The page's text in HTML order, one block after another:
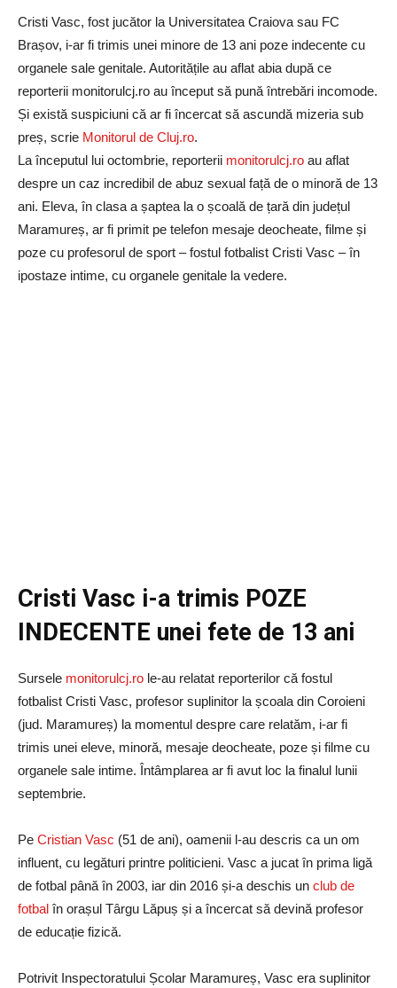
Cristi Vasc, fost jucător la Universitatea Craiova sau FC
Brașov, i-ar fi trimis unei minore de 13 ani poze indecente cu
organele sale genitale. Autoritățile au aflat abia după ce
reporterii monitorulcj.ro au început să pună întrebări incomode.
Și există suspiciuni că ar fi încercat să ascundă mizeria sub
preș, scrie Monitorul de Cluj.ro.
La începutul lui octombrie, reporterii monitorulcj.ro au aflat
despre un caz incredibil de abuz sexual față de o minoră de 13
ani. Eleva, în clasa a șaptea la o școală de țară din județul
Maramureș, ar fi primit pe telefon mesaje deocheate, filme și
poze cu profesorul de sport – fostul fotbalist Cristi Vasc – în
ipostaze intime, cu organele genitale la vedere.
Cristi Vasc i-a trimis POZE
INDECENTE unei fete de 13 ani
Sursele monitorulcj.ro le-au relatat reporterilor că fostul
fotbalist Cristi Vasc, profesor suplinitor la școala din Coroieni
(jud. Maramureș) la momentul despre care relatăm, i-ar fi
trimis unei eleve, minoră, mesaje deocheate, poze și filme cu
organele sale intime. Întâmplarea ar fi avut loc la finalul lunii
septembrie.
Pe Cristian Vasc (51 de ani), oamenii l-au descris ca un om
influent, cu legături printre politicieni. Vasc a jucat în prima ligă
de fotbal până în 2003, iar din 2016 și-a deschis un club de
fotbal în orașul Târgu Lăpuș și a încercat să devină profesor
de educație fizică.
Potrivit Inspectoratului Școlar Maramureș, Vasc era suplinitor